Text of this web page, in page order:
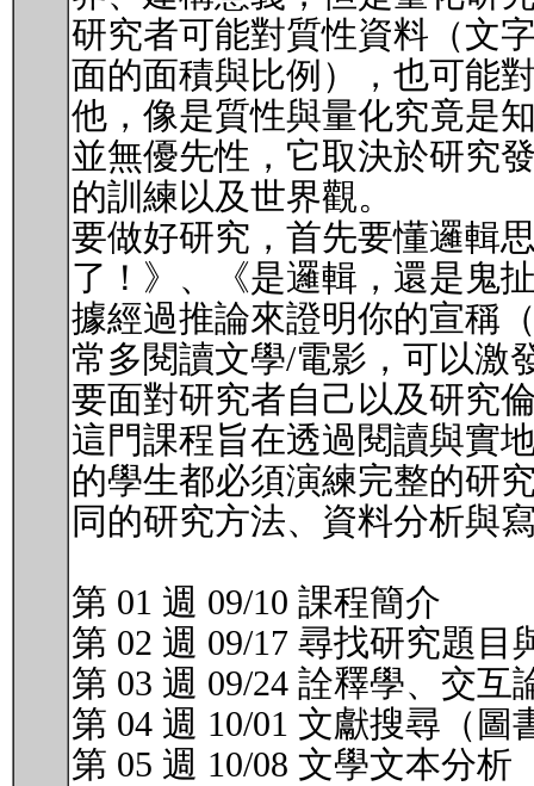
研究者可能對質性資料（文
面的面積與比例），也可能
他，像是質性與量化究竟是
並無優先性，它取決於研究
的訓練以及世界觀。
要做好研究，首先要懂邏輯
了！》、《是邏輯，還是鬼
據經過推論來證明你的宣稱
常多閱讀文學/電影，可以激
要面對研究者自己以及研究
這門課程旨在透過閱讀與實
的學生都必須演練完整的研
同的研究方法、資料分析與
第 01 週 09/10 課程簡介
第 02 週 09/17 尋找研究題目
第 03 週 09/24 詮釋學、交互
第 04 週 10/01 文獻搜尋（
第 05 週 10/08 文學文本分析